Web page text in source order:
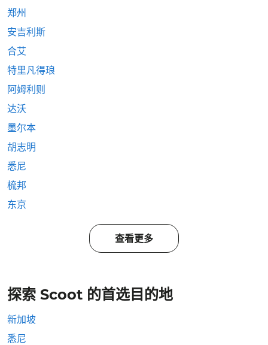
郑州
安吉利斯
合艾
特里凡得琅
阿姆利则
达沃
墨尔本
胡志明
悉尼
梳邦
东京
查看更多
探索 Scoot 的首选目的地
新加坡
悉尼